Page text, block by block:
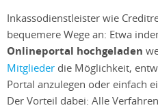
Inkassodienstleister wie
bequemere Wege an: Etwa
Onlineportal hochgeladen
Mitglieder die Möglichkeit,
Portal anzulegen oder einfach
Der Vorteil dabei: Alle